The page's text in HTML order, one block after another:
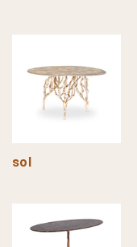
sol